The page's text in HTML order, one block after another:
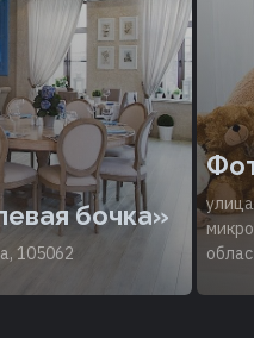
бочка»
105062